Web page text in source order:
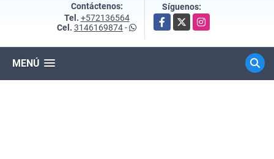
Contáctenos:
Tel. +572136564
Cel. 3146169874-
Síguenos:
Facebook
X Instagram
MENÚ